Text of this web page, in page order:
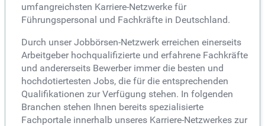
umfangreichsten Karriere-Netzwerke für
Führungspersonal und Fachkräfte in Deutschland.
Durch unser Jobbörsen-Netzwerk erreichen einerseits
Arbeitgeber hochqualifizierte und erfahrene Fachkräfte
und andererseits Bewerber immer die besten und
hochdotiertesten Jobs, die für die entsprechenden
Qualifikationen zur Verfügung stehen. In folgenden
Branchen stehen Ihnen bereits spezialisierte
Fachportale innerhalb unseres Karriere-Netzwerkes zur